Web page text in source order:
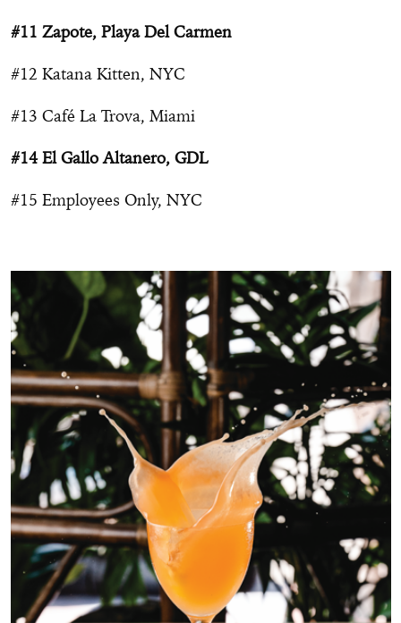
#11 Zapote, Playa Del Carmen
#12 Katana Kitten, NYC
#13 Café La Trova, Miami
#14 El Gallo Altanero, GDL
#15 Employees Only, NYC